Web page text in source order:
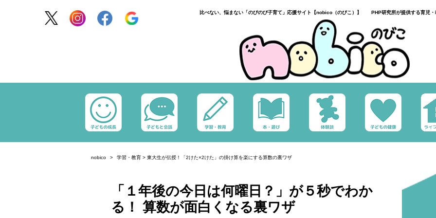
比べない、悩まない「のびのび子育て」応援サイト【nobico（のびこ）】 PHP研究所が提供する育児・
nobico 学習・教育 > 東大生が伝授！「2けた×2けた」の掛け算を楽にする算数の裏ワザ
「１年後の今日は何曜日？」が５秒でわか
る！ 算数が面白くなる裏ワザ